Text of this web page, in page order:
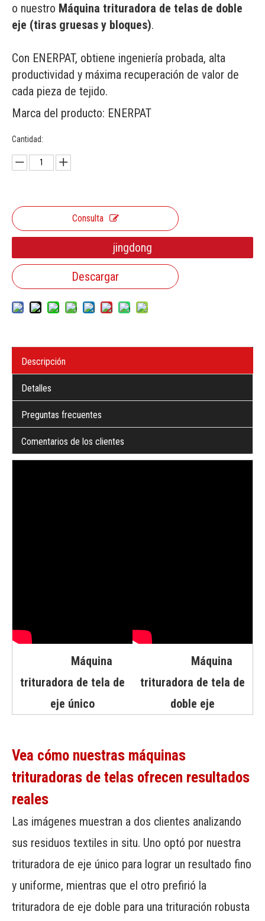
o nuestro Máquina trituradora de telas de doble
eje (tiras gruesas y bloques).
Con ENERPAT, obtiene ingeniería probada, alta
productividad y máxima recuperación de valor de
cada pieza de tejido.
Marca del producto: ENERPAT
Cantidad:
Consulta
jingdong
Descargar
Descripción
Detalles
Preguntas frecuentes
Comentarios de los clientes
Máquina
trituradora de tela de
eje único
Máquina
trituradora de tela de
doble eje
Vea cómo nuestras máquinas
trituradoras de telas ofrecen resultados
reales
Las imágenes muestran a dos clientes analizando
sus residuos textiles in situ. Uno optó por nuestra
trituradora de eje único para lograr un resultado fino
y uniforme, mientras que el otro prefirió la
trituradora de eje doble para una trituración robusta